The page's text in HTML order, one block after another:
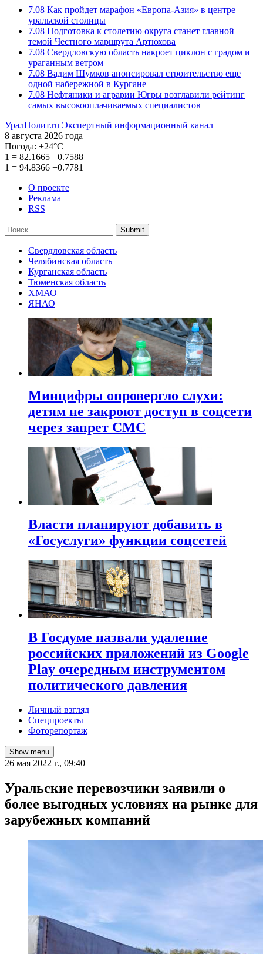
7.08 Как пройдет марафон «Европа-Азия» в центре
уральской столицы
7.08 Подготовка к столетию округа станет главной
темой Честного маршрута Артюхова
7.08 Свердловскую область накроет циклон с градом и
ураганным ветром
7.08 Вадим Шумков анонсировал строительство еще
одной набережной в Кургане
7.08 Нефтяники и аграрии Югры возглавили рейтинг
самых высокооплачиваемых специалистов
УралПолит.ru Экспертный информационный канал
8 августа 2026 года
Погода: +24°С
1 = 82.1665 +0.7588
1 = 94.8366 +0.7781
О проекте
Реклама
RSS
Submit
Свердловская область
Челябинская область
Курганская область
Тюменская область
ХМАО
ЯНАО
Минцифры опровергло слухи:
детям не закроют доступ в соцсети
через запрет СМС
Власти планируют добавить в
«Госуслуги» функции соцсетей
В Госдуме назвали удаление
российских приложений из Google
Play очередным инструментом
политического давления
Личный взгляд
Спецпроекты
Фоторепортаж
Show menu
26 мая 2022 г., 09:40
Уральские перевозчики заявили о
более выгодных условиях на рынке для
зарубежных компаний